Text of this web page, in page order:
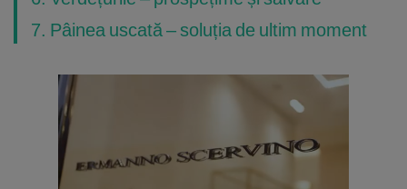
7. Pâinea uscată – soluția de ultim moment